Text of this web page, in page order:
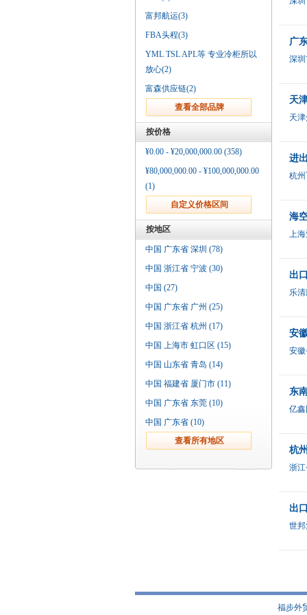
富邦航运(3)
FBA头程(3)
YML TSL APL等 专业冷柜所以
放心(2)
富森供应链(2)
按价格
¥0.00 - ¥20,000,000.00 (358)
¥80,000,000.00 - ¥100,000,000.00
(1)
按地区
中国 广东省 深圳 (78)
中国 浙江省 宁波 (30)
中国 (27)
中国 广东省 广州 (25)
中国 浙江省 杭州 (17)
中国 上海市 虹口区 (15)
中国 山东省 青岛 (14)
中国 福建省 厦门市 (11)
中国 广东省 东莞 (10)
中国 广东省 (10)
广
深
天
天
进
杭
海
上
出
乐
安
安
东
亿
杭
浙
出
世
福步外